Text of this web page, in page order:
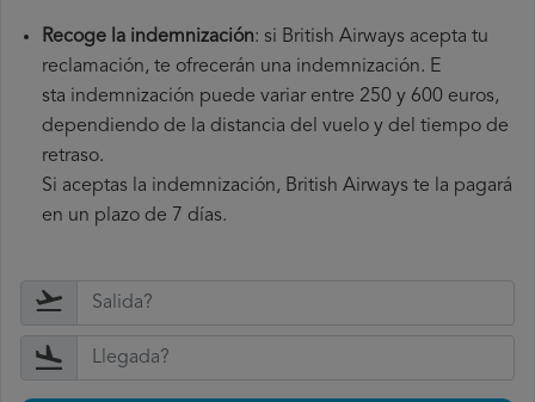
Recoge la indemnización: si British Airways acepta tu
reclamación, te ofrecerán una indemnización. E
sta indemnización puede variar entre 250 y 600 euros,
dependiendo de la distancia del vuelo y del tiempo de
retraso.
Si aceptas la indemnización, British Airways te la pagará
en un plazo de 7 días.